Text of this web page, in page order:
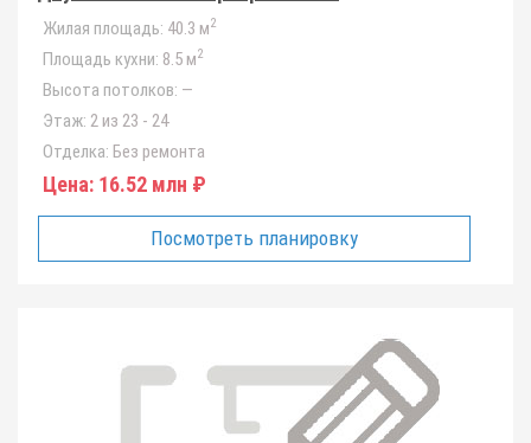
Жилая площадь: 40.3 м2
Площадь кухни: 8.5 м2
Высота потолков: —
Этаж: 2 из 23 - 24
Отделка: Без ремонта
Цена: 16.52 млн ₽
Посмотреть планировку